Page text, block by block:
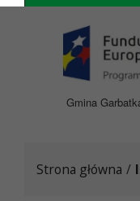
Gmina
Strona główna /